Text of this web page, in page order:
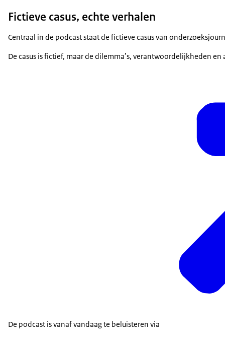
Fictieve casus, echte verhalen
Centraal in de podcast staat de fictieve casus van
De casus is fictief, maar de dilemma’s, verantwoordelijkheden
De podcast is vanaf vandaag te beluisteren via